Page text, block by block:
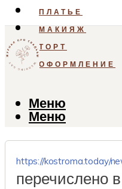
ПЛАТЬЕ
МАКИЯЖ
ТОРТ
ОФОРМЛЕНИЕ
Меню
Меню
https://kostroma.today/
перечислено